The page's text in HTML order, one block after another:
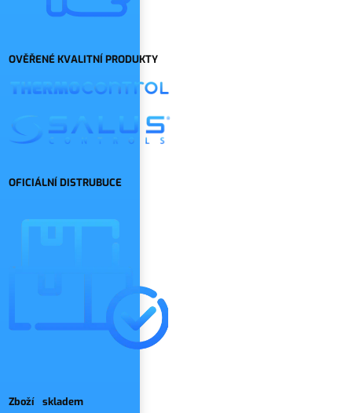
OVĚŘENÉ KVALITNÍ PRODUKTY
OFICIÁLNÍ DISTRUBUCE
Zboží skladem